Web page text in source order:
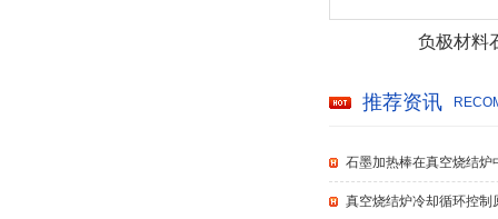
负极材料
推荐资讯
石墨加热棒在真空烧结炉
真空烧结炉冷却循环控制